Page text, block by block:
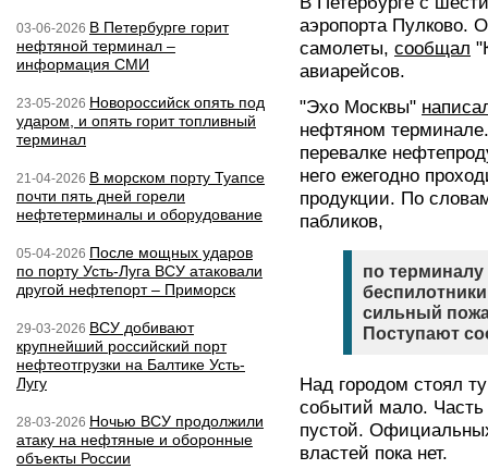
03-06-2026 В Петербурге горит
нефтяной терминал –
информация СМИ
23-05-2026 Новороссийск опять под
ударом, и опять горит топливный
терминал
21-04-2026 В морском порту Туапсе
почти пять дней горели
нефтетерминалы и оборудование
05-04-2026 После мощных ударов
по порту Усть-Луга ВСУ атаковали
другой нефтепорт – Приморск
29-03-2026 ВСУ добивают
крупнейший российский порт
нефтеотгрузки на Балтике Усть-
Лугу
28-03-2026 Ночью ВСУ продолжили
атаку на нефтяные и оборонные
объекты России
аэропорта Пулково.
самолеты, сообщал
авиарейсов.
"Эхо Москвы"
нефтяном
перевалке
него ежегодно
продукции. По
пабликов,
по
сильный
Поступают
Над городом стоял
событий мало.
пустой.
властей пока нет.